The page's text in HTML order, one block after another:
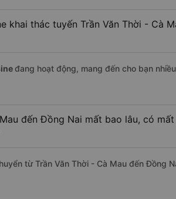
khai thác tuyến Trần Văn Thời - Cà
đang hoạt động, mang đến cho bạn
đến Đồng Nai mất bao lâu, có
từ Trần Văn Thời - Cà Mau đến Đồng